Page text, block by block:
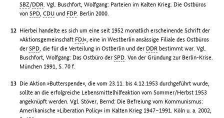
SBZ/DDR. Vgl. Buschfort, Wolfgang: Parteien im Kalten Krieg. Die Ostbüros
vonSPD,CDU und FDP. Berlin 2000.
Hierbei handelte es sich um eine seit 1952 monatlich erscheinende Schrift der
»Aktionsgemeinschaft FDJ«, eine in Westberlin ansässige Filiale des Ostbüros
derSPD, die für die Verteilung in Ostberlin und der DDR bestimmt war. Vgl.
Buschfort, Wolfgang: Das Ostbüro derSPD. Von der Gründung zur Berlin-Krise.
München 1991, S. 70 f.
Die Aktion »Butterspende«, die vom 23.11. bis 4.12.1953 durchgeführt wurde,
sollte an die erfolgreiche Lebensmittelhilfeaktion vom Sommer/Herbst 1953
angeknüpft werden. Vgl. Stöver, Bernd: Die Befreiung vom Kommunismus:
Amerikanische »Liberation Policy« im Kalten Krieg 1947–1991. Köln u. a. 2002,